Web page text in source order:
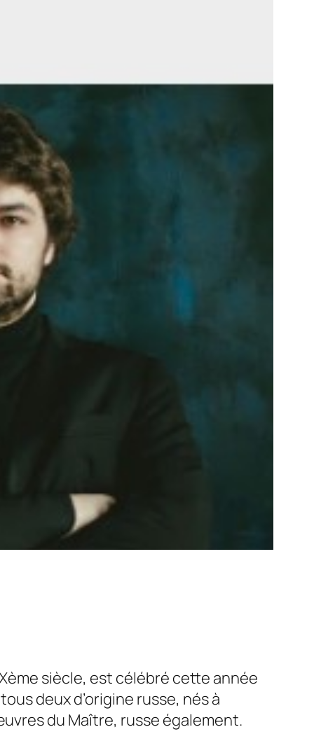
siècle, est célébré cette année
deux d’origine russe, nés à
du Maître, russe également.